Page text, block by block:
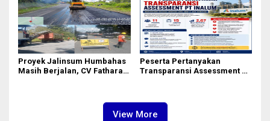
Proyek Jalinsum Humbahas
Masih Berjalan, CV Fathara
Peserta Pertanyakan
Transparansi Assessment PT
View More